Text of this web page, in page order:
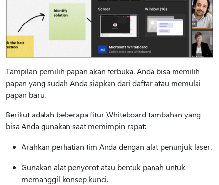
Tampilan pemilih papan akan terbuka. Anda bisa memilih
papan yang sudah Anda siapkan dari daftar atau memulai
papan baru.
Berikut adalah beberapa fitur Whiteboard tambahan yang
bisa Anda gunakan saat memimpin rapat:
Arahkan perhatian tim Anda dengan alat penunjuk laser.
Gunakan alat penyorot atau bentuk panah untuk
memanggil konsep kunci.